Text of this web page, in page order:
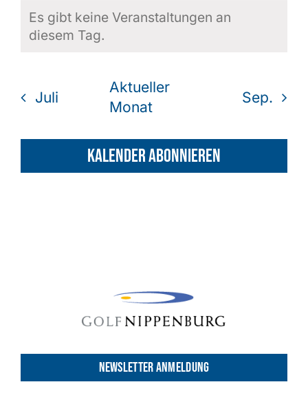
Shop
Hinweis
Es gibt keine Veranstaltungen an
diesem Tag.
Juli
Aktueller
Monat
Sep.
Kalender abonnieren
NEWSLETTER ANMELDUNG